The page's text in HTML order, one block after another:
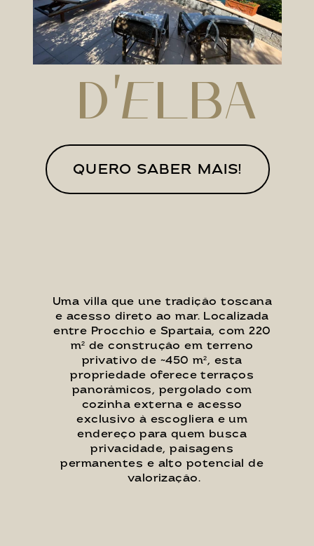
d’Elba
QUERO SABER MAIS!
Uma villa que une tradição toscana
e acesso direto ao mar. Localizada
entre Procchio e Spartaia, com 220
m² de construção em terreno
privativo de ~450 m², esta
propriedade oferece terraços
panorâmicos, pergolado com
cozinha externa e acesso
exclusivo à escogliera e um
endereço para quem busca
privacidade, paisagens
permanentes e alto potencial de
valorização.